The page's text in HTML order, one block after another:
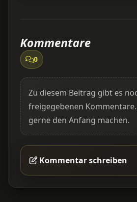
Kommentare
0
Zu diesem Beitrag gibt es
freigegebenen
gerne den Anfang machen.
Kommentar schreiben